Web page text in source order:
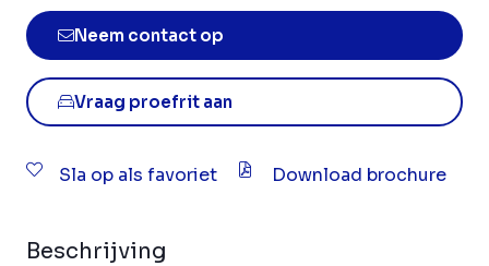
Neem contact op
Vraag proefrit aan
Sla op als favoriet Download brochure
Beschrijving